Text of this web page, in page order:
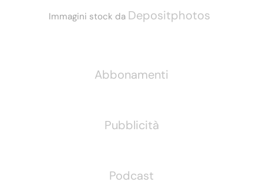
Immagini stock da Depositphotos
Abbonamenti
Pubblicità
Podcast